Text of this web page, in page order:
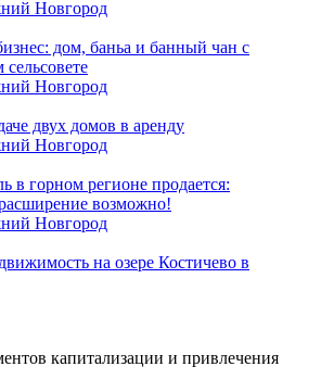
Новгород
дом, баньa и банный чан с
Новгород
двух домов в аренду
Новгород
в горном регионе продается:
возможно!
Новгород
на озере Костичево в
капитализации и привлечения